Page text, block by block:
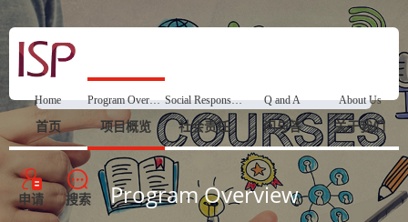
Home
首页
Program Overview
项目概览
Social Responsibility
社会责任
Q and A
问与答
About Us
关于我们
申请 搜索 Program Overview